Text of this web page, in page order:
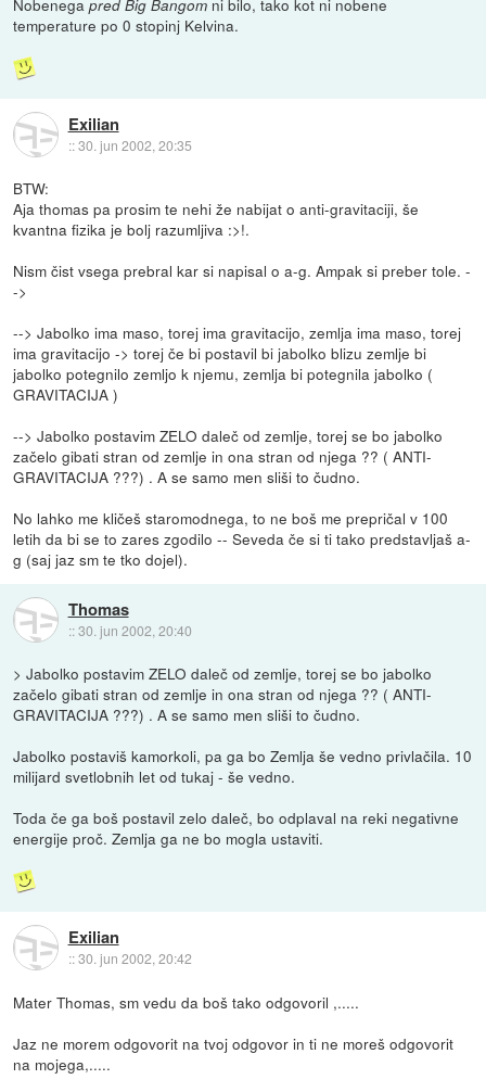
Nobenegapred Big Bangom ni bilo, tako kot ni nobene
temperature po 0 stopinj Kelvina.
Exilian
::30. jun 2002, 20:35
BTW:
Aja thomas pa prosim te nehi že nabijat o anti-gravitaciji, še
kvantna fizika je bolj razumljiva :>!.
Nism čist vsega prebral kar si napisal o a-g. Ampak si preber tole. -
->
--> Jabolko ima maso, torej ima gravitacijo, zemlja ima maso, torej
ima gravitacijo -> torej če bi postavil bi jabolko blizu zemlje bi
jabolko potegnilo zemljo k njemu, zemlja bi potegnila jabolko (
GRAVITACIJA )
--> Jabolko postavim ZELO daleč od zemlje, torej se bo jabolko
začelo gibati stran od zemlje in ona stran od njega ?? ( ANTI-
GRAVITACIJA ???) . A se samo men sliši to čudno.
No lahko me kličeš staromodnega, to ne boš me prepričal v 100
letih da bi se to zares zgodilo -- Seveda če si ti tako predstavljaš a-
g (saj jaz sm te tko dojel).
Thomas
::30. jun 2002, 20:40
> Jabolko postavim ZELO daleč od zemlje, torej se bo jabolko
začelo gibati stran od zemlje in ona stran od njega ?? ( ANTI-
GRAVITACIJA ???) . A se samo men sliši to čudno.
Jabolko postaviš kamorkoli, pa ga bo Zemlja še vedno privlačila. 10
milijard svetlobnih let od tukaj - še vedno.
Toda če ga boš postavil zelo daleč, bo odplaval na reki negativne
energije proč. Zemlja ga ne bo mogla ustaviti.
Exilian
::30. jun 2002, 20:42
Mater Thomas, sm vedu da boš tako odgovoril ,.....
Jaz ne morem odgovorit na tvoj odgovor in ti ne moreš odgovorit
na mojega,.....